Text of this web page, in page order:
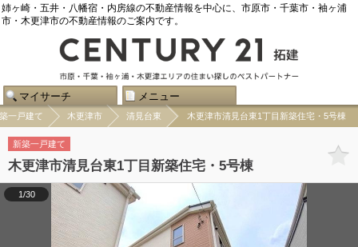
姉ヶ崎・五井・八幡宿・内房線の不動産情報を中心に、市原市・千葉市・袖ヶ浦
市・木更津市の不動産情報のご案内です。
メニュー
マイサーチ
一戸建て 木更津市 清見台東 木更津市清見台東1丁目新築住宅・5号棟
新築一戸建て
木更津市清見台東1丁目新築住宅・5号棟
1/30